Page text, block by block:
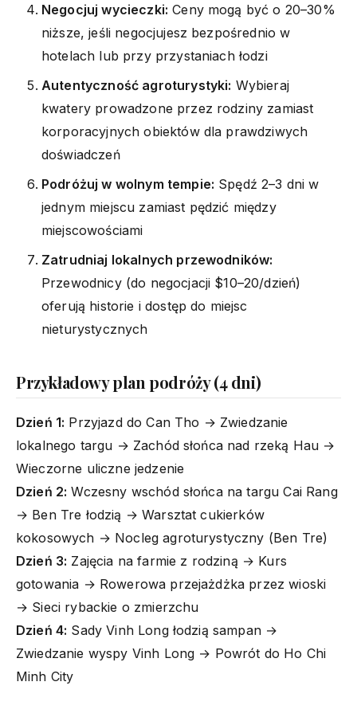
Negocjuj wycieczki: Ceny mogą być o 20–30%
niższe, jeśli negocjujesz bezpośrednio w
hotelach lub przy przystaniach łodzi
Autentyczność agroturystyki: Wybieraj
kwatery prowadzone przez rodziny zamiast
korporacyjnych obiektów dla prawdziwych
doświadczeń
Podróżuj w wolnym tempie: Spędź 2–3 dni w
jednym miejscu zamiast pędzić między
miejscowościami
Zatrudniaj lokalnych przewodników:
Przewodnicy (do negocjacji $10–20/dzień)
oferują historie i dostęp do miejsc
nieturystycznych
Przykładowy plan podróży (4 dni)
Dzień 1: Przyjazd do Can Tho → Zwiedzanie
lokalnego targu → Zachód słońca nad rzeką Hau →
Wieczorne uliczne jedzenie
Dzień 2: Wczesny wschód słońca na targu Cai Rang
→ Ben Tre łodzią → Warsztat cukierków
kokosowych → Nocleg agroturystyczny (Ben Tre)
Dzień 3: Zajęcia na farmie z rodziną → Kurs
gotowania → Rowerowa przejażdżka przez wioski
→ Sieci rybackie o zmierzchu
Dzień 4: Sady Vinh Long łodzią sampan →
Zwiedzanie wyspy Vinh Long → Powrót do Ho Chi
Minh City